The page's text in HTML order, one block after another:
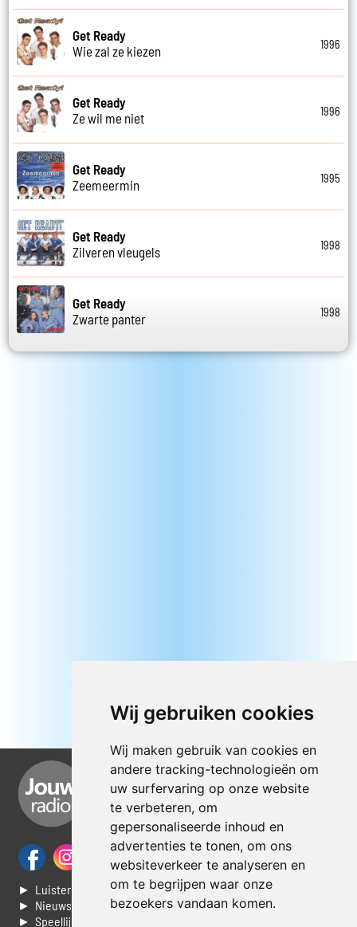
Wij gebruiken cookies
Wij maken gebruik van cookies en
andere tracking-technologieën om
uw surfervaring op onze website
te verbeteren, om
gepersonaliseerde inhoud en
advertenties te tonen, om ons
websiteverkeer te analyseren en
om te begrijpen waar onze
bezoekers vandaan komen.
Get Ready
Wie zal ze kiezen
1996
Get Ready
Ze wil me niet
1996
Get Ready
Zeemeermin
1995
Get Ready
Zilveren vleugels
1998
Get Ready
Zwarte panter
1998
► Luisteren naar Jouwradio
► Nieuws
► Speellijst